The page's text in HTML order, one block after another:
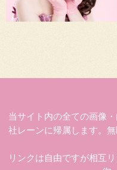
当サイト内の全ての画像
社レーンに帰属します。
リンクは自由ですが相互